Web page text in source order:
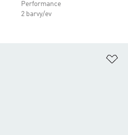
Performance
2 barvy/ev